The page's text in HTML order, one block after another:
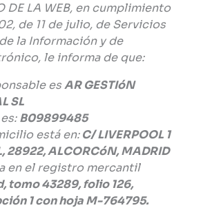
DE LA WEB, en cumplimiento
de 11 de julio, de Servicios
la Información y de
le informa de que:
esAR GESTIóN
SL
B09899485
está en:C/ LIVERPOOL 1
28922, ALCORCóN, MADRID
en el registro mercantil
tomo 43289, folio 126,
1 con hoja M-764795.